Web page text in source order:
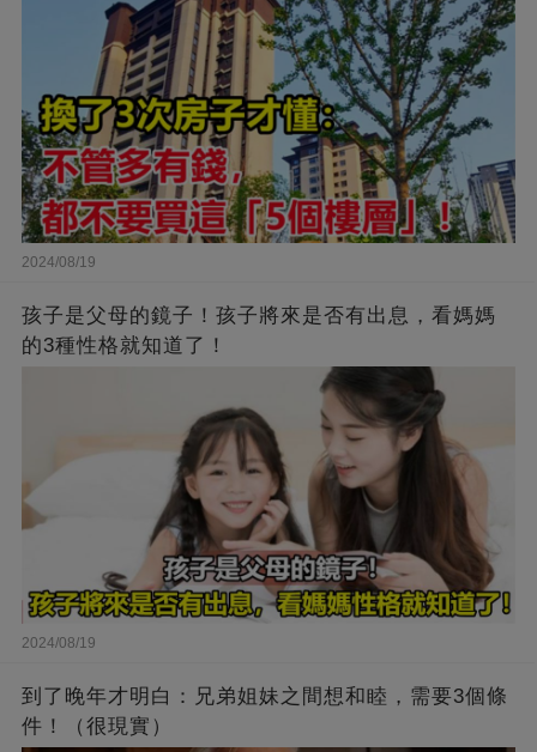
2024/08/19
孩子是父母的鏡子！孩子將來是否有出息，看媽媽
的3種性格就知道了！
2024/08/19
到了晚年才明白：兄弟姐妹之間想和睦，需要3個條
件！（很現實）